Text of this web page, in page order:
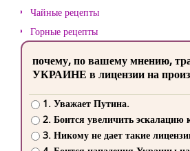
Чайные рецепты
Горные рецепты
почему, по вашему мнению,
УКРАИНЕ в лицензии на
1. Уважает Путина.
2. Боится увеличить эскалацию
3. Никому не дает такие